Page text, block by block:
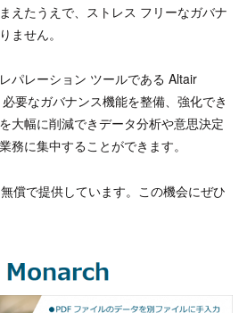
えたうえで、ストレス フリーなガバナ
ません。
パレーション ツールである Altair
要なガバナンス機能を整備、強化でき
大幅に削減できデータ分析や意思決定
務に集中することができます。
償で提供しています。この機会にぜひ